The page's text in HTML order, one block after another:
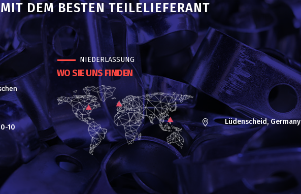
DEM BESTEN TEILELIEFERANT
10
NIEDERLASSUNG
WO SIE UNS FINDEN
 Lüdenscheid, Germany